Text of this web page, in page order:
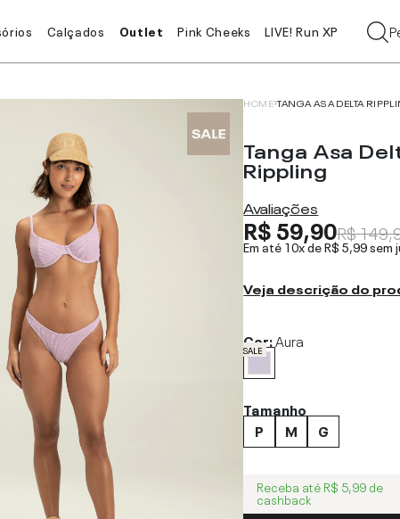
Calçados Outlet Pink Cheeks LIVE! Run XP
HOME TANGA ASA DELTA
Tanga Asa
Rippling
Avaliações
R$ 59,90R$
Em até 10x deR$ 5,99sem
Veja descrição do
Cor:Aura
SALE
Tamanho
P
M G
Receba até R$ 5,99 de
cashback